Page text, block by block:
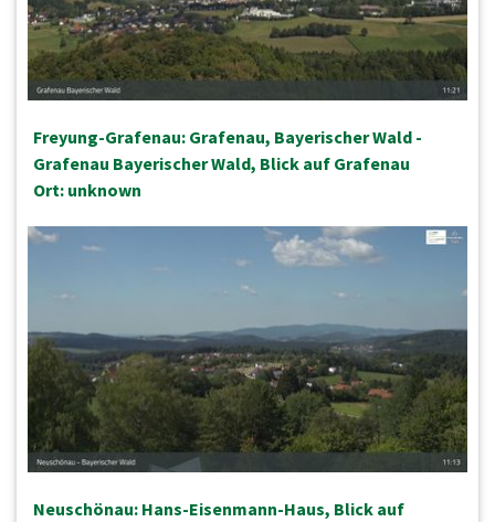
Freyung-Grafenau: Grafenau, Bayerischer Wald -
Grafenau Bayerischer Wald, Blick auf Grafenau
Ort: unknown
Neuschönau: Hans-Eisenmann-Haus, Blick auf